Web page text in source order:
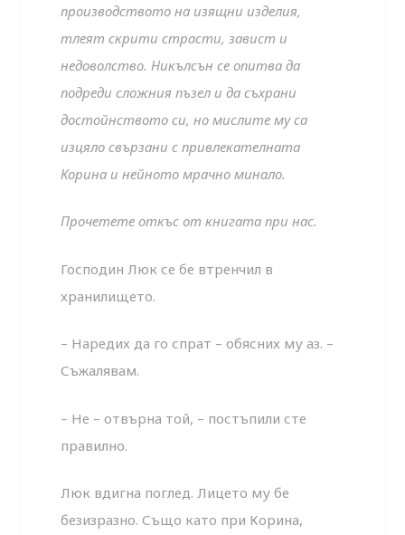
производството на изящни изделия,
тлеят скрити страсти, завист и
недоволство. Никълсън се опитва да
подреди сложния пъзел и да съхрани
достойнството си, но мислите му са
изцяло свързани с привлекателната
Корина и нейното мрачно минало.
Прочетете откъс от книгата при нас.
Господин Люк се бе втренчил в
хранилището.
– Наредих да го спрат – обясних му аз. –
Съжалявам.
– Не – отвърна той, – постъпили сте
правилно.
Люк вдигна поглед. Лицето му бе
безизразно. Също като при Корина,